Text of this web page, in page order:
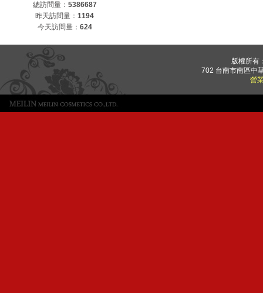
總訪問量： 5386687
昨天訪問量： 1194
今天訪問量： 624
版權所有
702 台南市南區中
營